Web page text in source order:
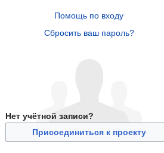
Помощь по входу
Сбросить ваш пароль?
Нет учётной записи?
Присоединиться к проекту